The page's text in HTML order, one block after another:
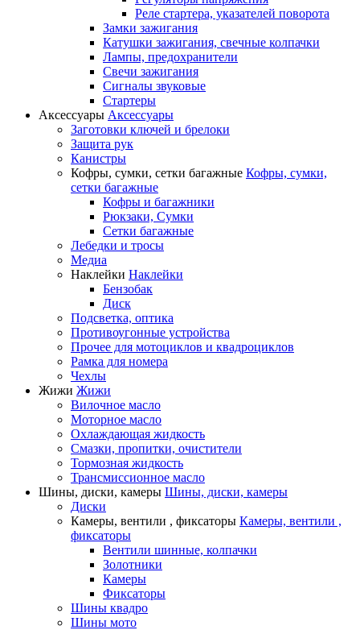
Реле стартера, указателей поворота
Замки зажигания
Катушки зажигания, свечные колпачки
Лампы, предохранители
Свечи зажигания
Сигналы звуковые
Стартеры
Аксессуары Аксессуары
Заготовки ключей и брелоки
Защита рук
Канистры
Кофры, сумки, сетки багажные Кофры, сумки,
сетки багажные
Кофры и багажники
Рюкзаки, Сумки
Сетки багажные
Лебедки и тросы
Медиа
Наклейки Наклейки
Бензобак
Диск
Подсветка, оптика
Противоугонные устройства
Прочее для мотоциклов и квадроциклов
Рамка для номера
Чехлы
Жижи Жижи
Вилочное масло
Моторное масло
Охлаждающая жидкость
Смазки, пропитки, очистители
Тормозная жидкость
Трансмиссионное масло
Шины, диски, камеры Шины, диски, камеры
Диски
Камеры, вентили , фиксаторы Камеры, вентили ,
фиксаторы
Вентили шинные, колпачки
Золотники
Камеры
Фиксаторы
Шины квадро
Шины мото